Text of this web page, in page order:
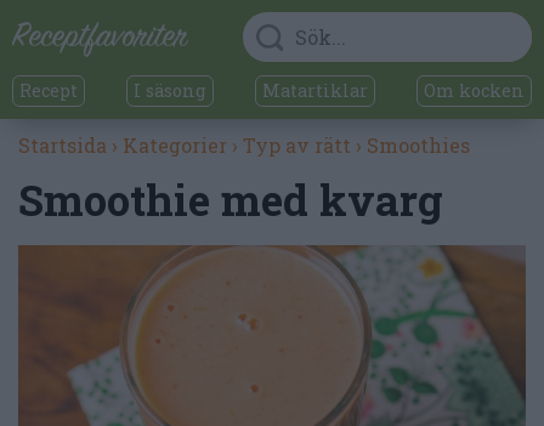
Recept I säsong Matartiklar Om kocken
Startsida › Kategorier › Typ av rätt › Smoothies
Smoothie med kvarg